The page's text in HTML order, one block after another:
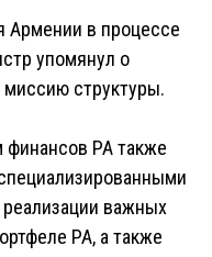
Армении в процессе
упомянул о
миссию структуры.
финансов РА также
важных
РА, а также